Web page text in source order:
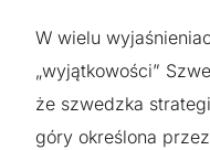
W wielu
„wyjątkowości”
że szwedzka
góry określona